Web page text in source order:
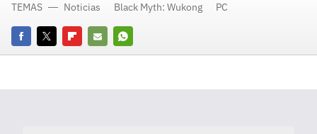
FacebookTwitterFlipboard
E-
Whatsapp
TEMAS Noticias Black Myth: Wukong PC